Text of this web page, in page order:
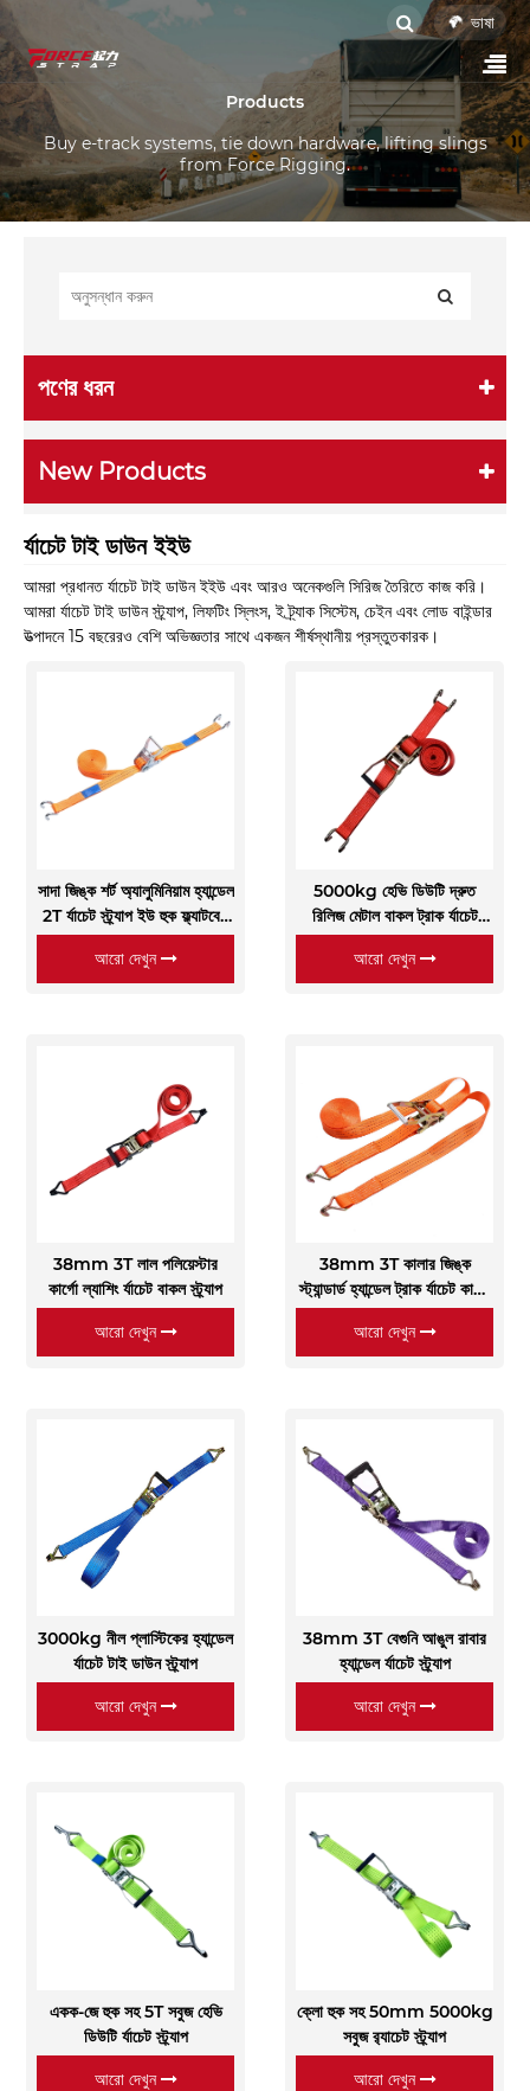
ভাষা
Products
Buy e-track systems, tie down hardware, lifting slings
from Force Rigging.
পণের ধরন
New Products
র্যাচেট টাই ডাউন ইইউ
আমরা প্রধানত র্যাচেট টাই ডাউন ইইউ এবং আরও অনেকগুলি সিরিজ তৈরিতে কাজ করি।
আমরা র্যাচেট টাই ডাউন স্ট্র্যাপ, লিফটিং স্লিংস, ই ট্র্যাক সিস্টেম, চেইন এবং লোড বাইন্ডার
উত্পাদনে 15 বছরেরও বেশি অভিজ্ঞতার সাথে একজন শীর্ষস্থানীয় প্রস্তুতকারক।
সাদা জিঙ্ক শর্ট অ্যালুমিনিয়াম হ্যান্ডেল
2T র্যাচেট স্ট্র্যাপ ইউ হুক ফ্ল্যাটবেড
ট্রাক কার্গো পরিবহনের জন্য ডিজাইন
করা হয়েছে
আরো দেখুন
5000kg হেভি ডিউটি ​​দ্রুত
রিলিজ মেটাল বাকল ট্রাক র্যাচেট
স্ট্র্যাপস
আরো দেখুন
38mm 3T লাল পলিয়েস্টার
কার্গো ল্যাশিং র্যাচেট বাকল স্ট্র্যাপ
আরো দেখুন
38mm 3T কালার জিঙ্ক
স্ট্যান্ডার্ড হ্যান্ডেল ট্রাক র্যাচেট কার্গো
ল্যাশিং স্ট্র্যাপ
আরো দেখুন
3000kg নীল প্লাস্টিকের হ্যান্ডেল
র্যাচেট টাই ডাউন স্ট্র্যাপ
আরো দেখুন
38mm 3T বেগুনি আঙুল রাবার
হ্যান্ডেল র্যাচেট স্ট্র্যাপ
আরো দেখুন
একক-জে হুক সহ 5T সবুজ হেভি
ডিউটি ​​র্যাচেট স্ট্র্যাপ
আরো দেখুন
ক্লো হুক সহ 50mm 5000kg
সবুজ র‌্যাচেট স্ট্র্যাপ
আরো দেখুন